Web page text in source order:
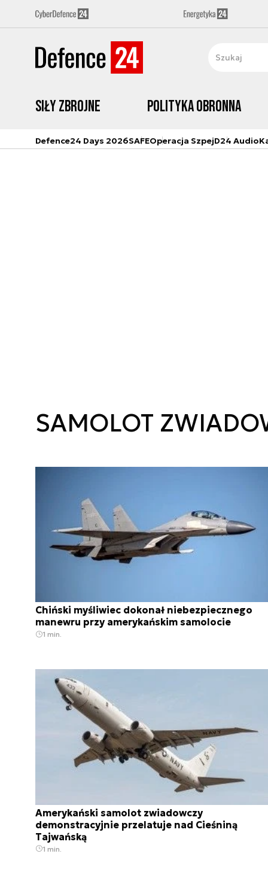
Siły zbrojne Polityka obronna
Defence24 Days 2026SAFEOperacja SzpejD24 Audio
SAMOLOT
Chiński myśliwiec dokonał niebezpiecznego
manewru przy amerykańskim samolocie
1 min.
Amerykański samolot zwiadowczy
demonstracyjnie przelatuje nad Cieśniną
Tajwańską
1 min.